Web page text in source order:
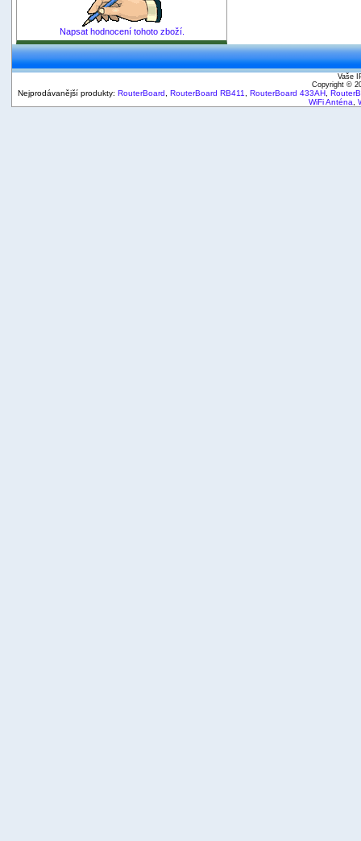
Napsat hodnocení tohoto zboží.
Vaše
Copyright ©
Nejprodávanější produkty: RouterBoard RouterBoard RB411 RouterBoard 433AH
WiFi Anténa